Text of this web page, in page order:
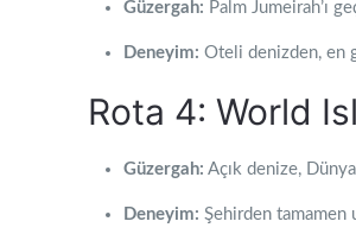
Güzergah: Palm Jumeirah’ı
Deneyim: Oteli denizden, en
Rota 4: World
Güzergah: Açık denize,
Deneyim: Şehirden tamamen